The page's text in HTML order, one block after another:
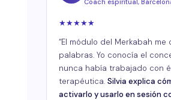
★★★★★
“El módulo del Merkabah me
palabras. Yo conocía el
nunca había trabajado con
terapéutica. Silvia explica
activarlo y usarlo en sesión